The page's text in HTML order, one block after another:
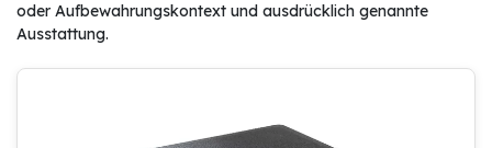
oder Aufbewahrungskontext und ausdrücklich genannte
Ausstattung.